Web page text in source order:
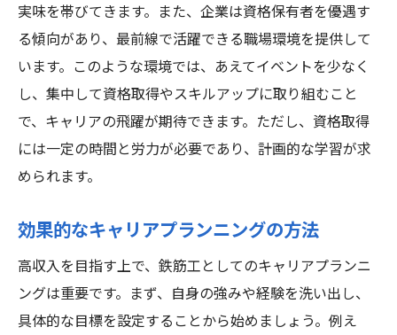
実味を帯びてきます。また、企業は資格保有者を優遇す
る傾向があり、最前線で活躍できる職場環境を提供して
います。このような環境では、あえてイベントを少なく
し、集中して資格取得やスキルアップに取り組むこと
で、キャリアの飛躍が期待できます。ただし、資格取得
には一定の時間と労力が必要であり、計画的な学習が求
められます。
効果的なキャリアプランニングの方法
高収入を目指す上で、鉄筋工としてのキャリアプランニ
ングは重要です。まず、自身の強みや経験を洗い出し、
具体的な目標を設定することから始めましょう。例え